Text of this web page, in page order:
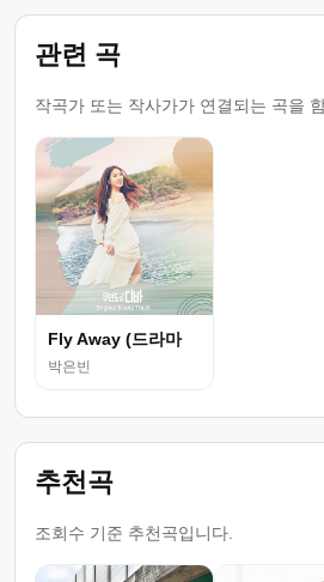
관련 곡
작곡가 또는 작사가가 연결되는 곡을
Fly Away (드라마
박은빈
추천곡
조회수 기준 추천곡입니다.